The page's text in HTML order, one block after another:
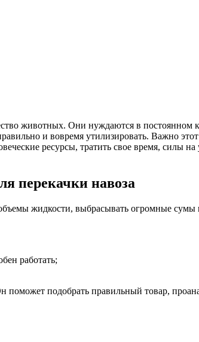
животных. Они нуждаются в постоянном
и вовремя утилизировать. Важно
ресурсы, тратить свое время, силы
перекачки навоза
жидкости, выбрасывать огромные
работать;
подобрать правильный товар,